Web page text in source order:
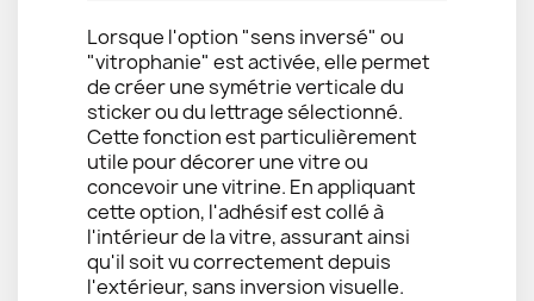
Lorsque l'option "sens inversé" ou
"vitrophanie" est activée, elle permet
de créer une symétrie verticale du
sticker ou du lettrage sélectionné.
Cette fonction est particulièrement
utile pour décorer une vitre ou
concevoir une vitrine. En appliquant
cette option, l'adhésif est collé à
l'intérieur de la vitre, assurant ainsi
qu'il soit vu correctement depuis
l'extérieur, sans inversion visuelle.